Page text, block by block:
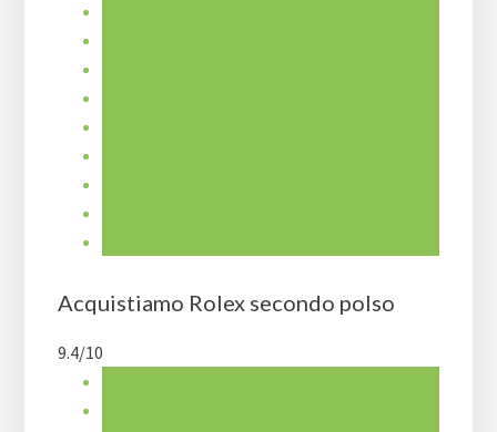
Acquistiamo Rolex secondo polso
9.4/10